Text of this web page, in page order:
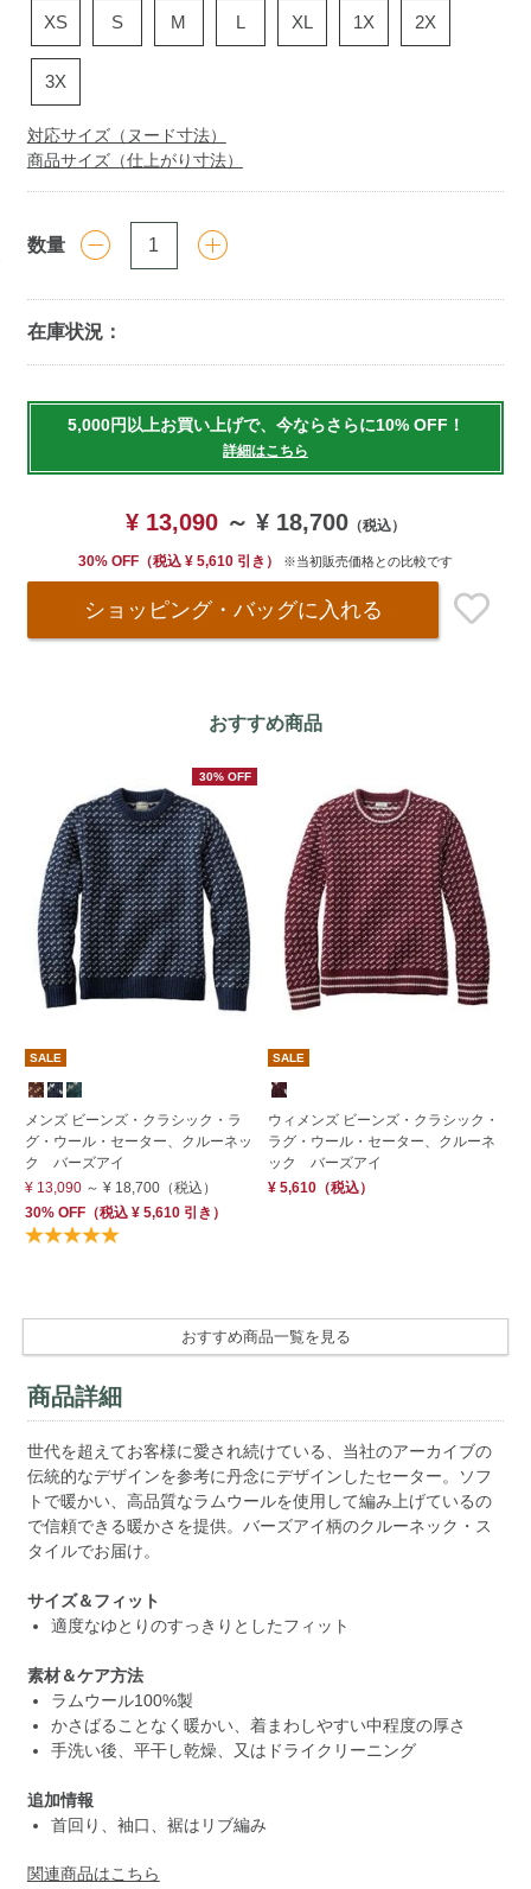
XS S M L XL 1X 2X
3X
対応サイズ（ヌード寸法）
商品サイズ（仕上がり寸法）
数量
在庫状況：
to
5,000円以上お買い上げで、今ならさらに10% OFF！
詳細はこちら
¥ 13,090 ～ ¥ 18,700 （税込）
30% OFF （税込 ¥ 5,610 引き） ※当初販売価格との比較です
ショッピング・バッグに入れる
おすすめ商品
30% OFF
SALE
メンズ ビーンズ・クラシック・ラ
グ・ウール・セーター、クルーネッ
ク バーズアイ
¥ 13,090～ ¥ 18,700（税込）
30% OFF（税込 ¥ 5,610引き）
SALE
ウィメンズ ビーンズ・クラシック・
ラグ・ウール・セーター、クルーネ
ック バーズアイ
¥ 5,610 （税込）
おすすめ商品一覧を見る
商品詳細
世代を超えてお客様に愛され続けている、当社のアーカイブの
伝統的なデザインを参考に丹念にデザインしたセーター。ソフ
トで暖かい、高品質なラムウールを使用して編み上げているの
で信頼できる暖かさを提供。バーズアイ柄のクルーネック・ス
タイルでお届け。
サイズ＆フィット
適度なゆとりのすっきりとしたフィット
素材＆ケア方法
ラムウール100%製
かさばることなく暖かい、着まわしやすい中程度の厚さ
手洗い後、平干し乾燥、又はドライクリーニング
追加情報
首回り、袖口、裾はリブ編み
関連商品はこちら